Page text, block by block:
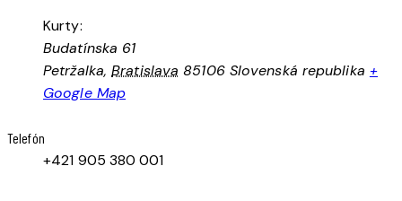
Kurty:
Budatínska 61
Petržalka, Bratislava 85106 Slovenská republika +
Google Map
Telefón
+421 905 380 001